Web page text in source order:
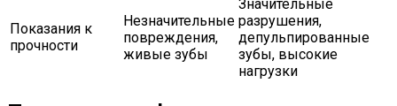
Показания к
прочности
Незначительные
повреждения,
живые зубы
Значительные
разрушения,
депульпированные
зубы, высокие
нагрузки